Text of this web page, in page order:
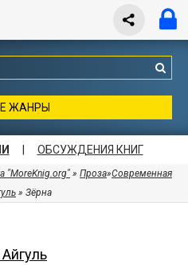
ЖАНРЫ
ОБСУЖДЕНИЯ КНИГ
"MoreKnig.org" » Проза»Современная
» Зёрна